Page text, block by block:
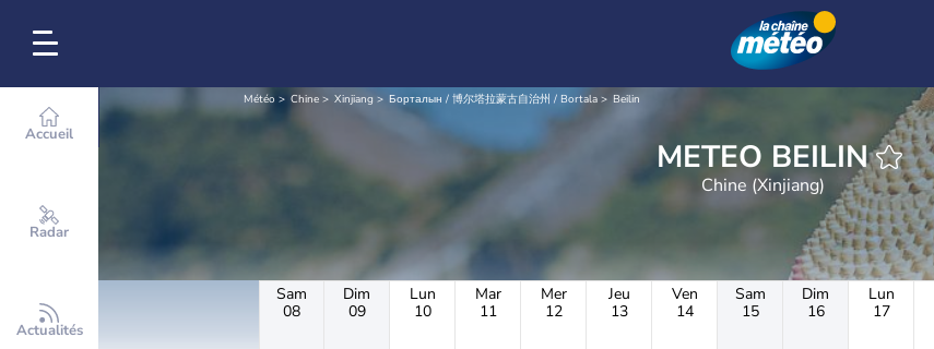
Accueil
Radar
Actualités
Météo Chine Xinjiang Борталын / 博尔塔拉蒙古自治州 / Bortala Beilin
METEO BEILIN
Chine (Xinjiang)
Sam
08
Dim
09
Lun
10
Mar
11
Mer
12
Jeu
13
Ven
14
Sam
15
Dim
16
Lun
17